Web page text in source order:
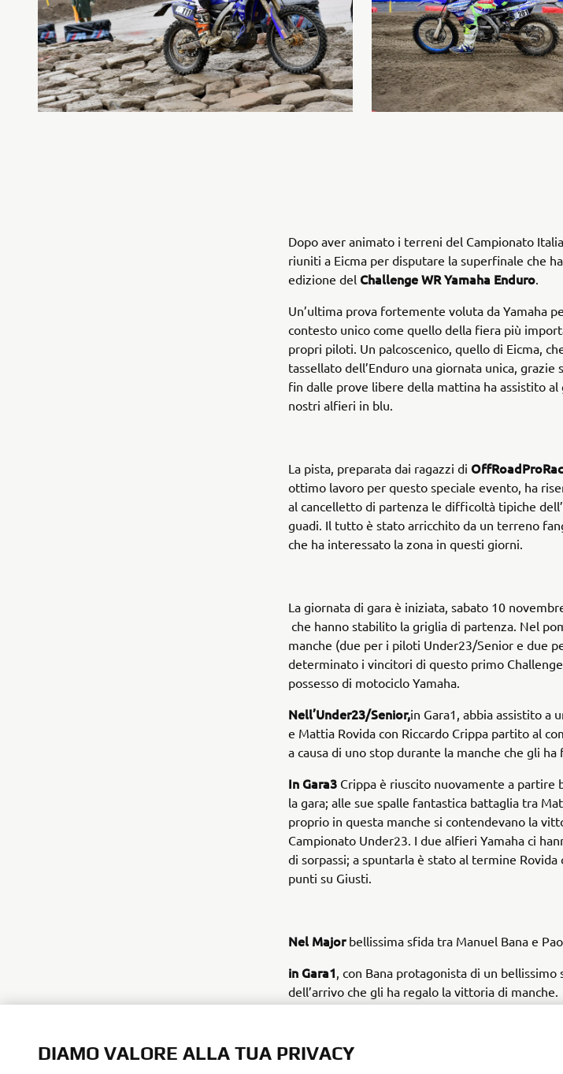
Dopo aver animato i terreni del Campionato
riuniti a Eicma per disputare la superfinale che
edizione del Challenge WR Yamaha Enduro
Un’ultima prova fortemente voluta da Yamaha
contesto unico come quello della fiera più
propri piloti. Un palcoscenico, quello di Eicma,
tassellato dell’Enduro una giornata unica,
fin dalle prove libere della mattina ha assistito
nostri alfieri in blu.
La pista, preparata dai ragazzi di
ottimo lavoro per questo speciale evento, ha
al cancelletto di partenza le difficoltà tipiche
guadi. Il tutto è stato arricchito da un terreno
che ha interessato la zona in questi giorni.
La giornata di gara è iniziata, sabato 10
che hanno stabilito la griglia di partenza. Nel
manche (due per i piloti Under23/Senior e due
determinato i vincitori di questo primo
possesso di motociclo Yamaha.
Nell’Under23/Senior,in Gara1, abbia assistito a
e Mattia Rovida con Riccardo Crippa partito al
a causa di uno stop durante la manche che gli
In Gara3 Crippa è riuscito nuovamente a
la gara; alle sue spalle fantastica battaglia tra
proprio in questa manche si contendevano la
Campionato Under23. I due alfieri Yamaha ci
di sorpassi; a spuntarla è stato al termine
punti su Giusti.
Nel Major bellissima sfida tra Manuel Bana e
in Gara1 , con Bana protagonista di un
dell’arrivo che gli ha regalo la vittoria di manche.
conclusione un grande sorpasso ha regalato a
DIAMO VALORE ALLA TUA PRIVACY